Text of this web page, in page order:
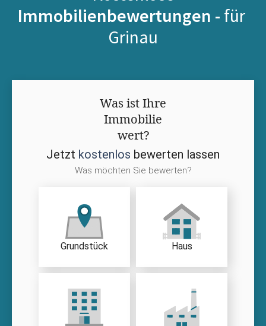
Immobilienbewertungen - für
Grinau
Was ist Ihre
Immobilie
wert?
Jetzt kostenlos bewerten lassen
Was möchten Sie bewerten?
Grundstück Haus